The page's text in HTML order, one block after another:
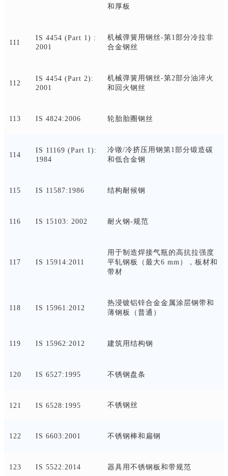
和厚板
111
IS 4454 (Part 1) :
2001
机械弹簧用钢丝-第1部分冷拉非
合金钢丝
112
IS 4454 (Part 2):
2001
机械弹簧用钢丝-第2部分油淬火
和回火钢丝
113 IS 4824:2006 轮胎胎圈钢丝
114
IS 11169 (Part 1):
1984
冷镦/冷挤压用钢第1部分锻造碳
和低合金钢
115 IS 11587:1986 结构耐候钢
116 IS 15103: 2002 耐火钢 -规范
117 IS 15914:2011
用于制造焊接气瓶的高抗拉强度
平轧钢板（最大6 mm），板材和
带材
118 IS 15961:2012
热浸镀铝锌合金金属涂层钢带和
薄钢板（普通）
119 IS 15962:2012 建筑用结构钢
120 IS 6527:1995 不锈钢盘条
121 IS 6528:1995 不锈钢丝
122 IS 6603:2001 不锈钢棒和扁钢
123 IS 5522:2014 器具用不锈钢板和带规范